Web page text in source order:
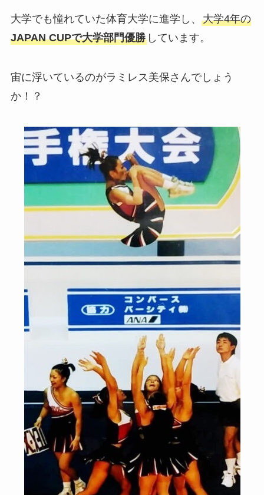
大学でも憧れていた体育大学に進学し、 大学4年の
JAPAN CUPで大学部門優勝しています。
宙に浮いているのがラミレス美保さんでしょう
か！？